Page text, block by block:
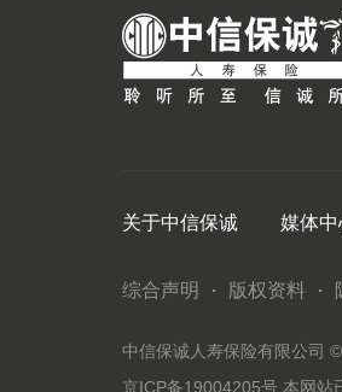
关于中信保诚 媒体中
综合声明 版权资料
中信保诚人寿保险有限公司
京ICP备19004205号 本网站